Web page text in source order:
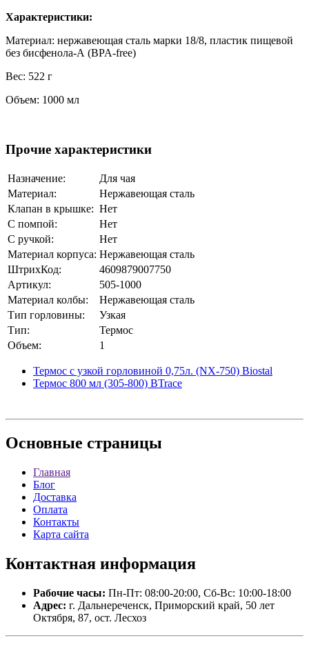
Характеристики:
Материал: нержавеющая сталь марки 18/8, пластик пищевой
без бисфенола-А (BPA-free)
Вес: 522 г
Объем: 1000 мл
Прочие характеристики
Назначение:
Для чая
Материал:
Нержавеющая сталь
Клапан в крышке: Нет
С помпой:
Нет
С ручкой:
Нет
Материал корпуса: Нержавеющая сталь
ШтрихКод:
4609879007750
Артикул:
505-1000
Материал колбы:
Нержавеющая сталь
Тип горловины:
Узкая
Тип:
Термос
Объем:
1
Термос с узкой горловиной 0,75л. (NX-750) Biostal
Термос 800 мл (305-800) BTrace
Основные страницы
Главная
Блог
Доставка
Оплата
Контакты
Карта сайта
Контактная информация
Рабочие часы: Пн-Пт: 08:00-20:00, Сб-Вс: 10:00-18:00
Адрес: г. Дальнереченск, Приморский край, 50 лет
Октября, 87, ост. Лесхоз